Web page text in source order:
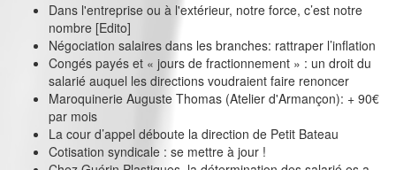
Dans l'entreprise ou à l'extérieur, notre force, c’est notre
nombre [Edito]
Négociation salaires dans les branches: rattraper l’inflation
Congés payés et « jours de fractionnement » : un droit du
salarié auquel les directions voudraient faire renoncer
Maroquinerie Auguste Thomas (Atelier d'Armançon): + 90€
par mois
La cour d’appel déboute la direction de Petit Bateau
Cotisation syndicale : se mettre à jour !